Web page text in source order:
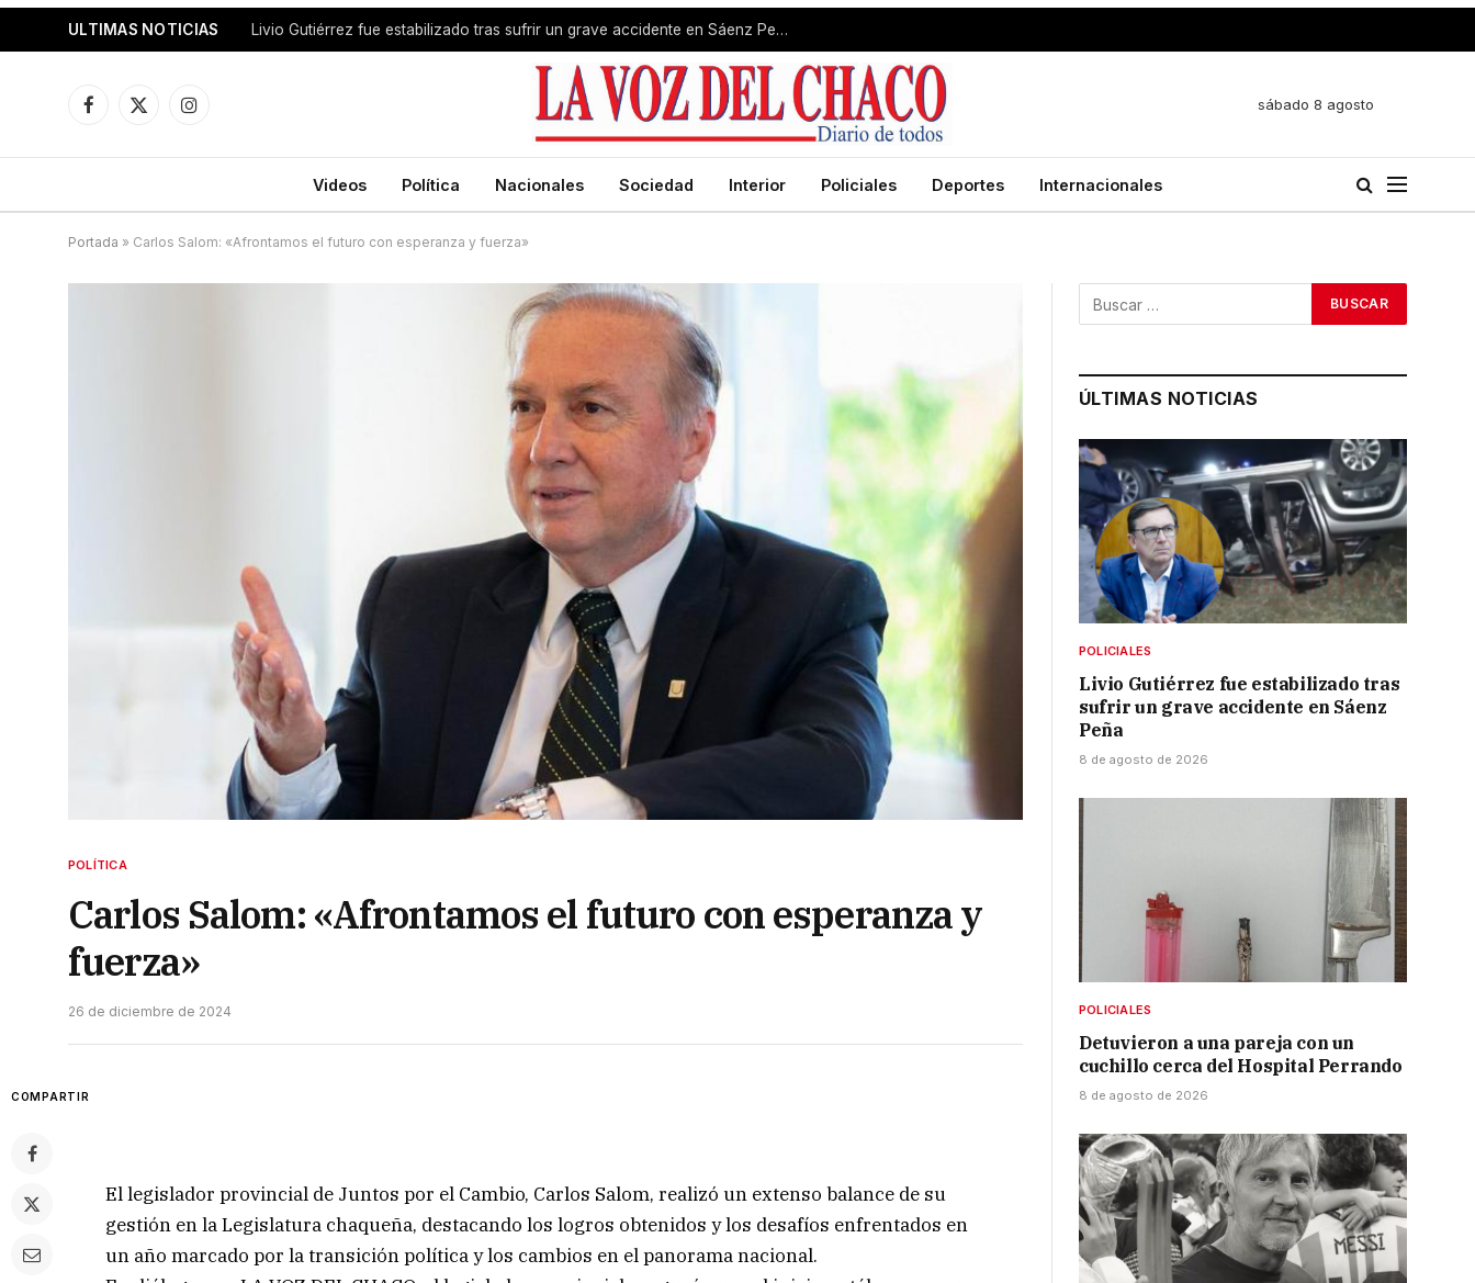
ULTIMAS NOTICIAS Livio Gutiérrez fue estabilizado tras sufrir un grave accidente en Sáenz Peña
Facebook
X
Instagram
sábado 8 agosto
Videos Política Nacionales Sociedad Interior Policiales Deportes Internacionales
Portada » Carlos Salom: «Afrontamos el futuro con esperanza y fuerza»
POLÍTICA
Carlos Salom: «Afrontamos el futuro con esperanza y
fuerza»
26 de diciembre de 2024
COMPARTIR
El legislador provincial de Juntos por el Cambio, Carlos Salom, realizó un extenso balance de su
gestión en la Legislatura chaqueña, destacando los logros obtenidos y los desafíos enfrentados en
un año marcado por la transición política y los cambios en el panorama nacional.
ÚLTIMAS NOTICIAS
POLICIALES
Livio Gutiérrez fue estabilizado tras
sufrir un grave accidente en Sáenz
Peña
8 de agosto de 2026
POLICIALES
Detuvieron a una pareja con un
cuchillo cerca del Hospital Perrando
8 de agosto de 2026